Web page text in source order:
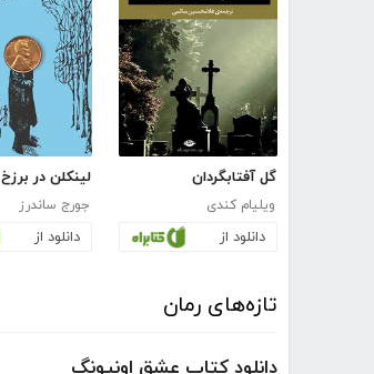
گل آفتابگردان
ویلیام کندی
دانلود از
لینکلن در برزخ
جورج ساندرز
دانلود از
تازه‌های رمان
دانلود کتاب عشق اونیونگ